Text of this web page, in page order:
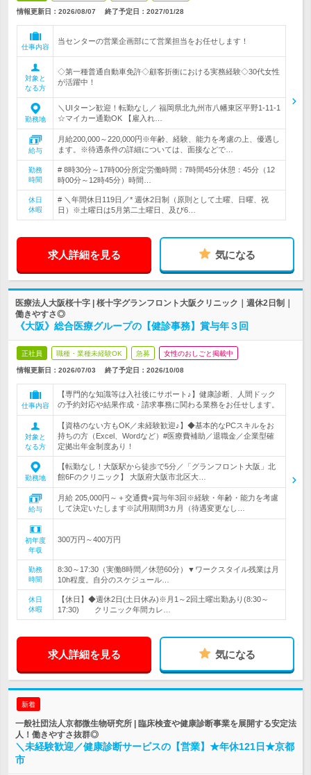
情報更新日：2026/08/07 終了予定日： 2027/01/28
仕事内容
当センターの営業企画部にて営業担当をお任せします！
対象と
なる方
◇第一種普通自動車免許◇顧客折衝における実務経験◇30代女性
が活躍中！
勤務地
＼UIターン歓迎！転勤なし／ 福岡県北九州市八幡東区平野1-11-1
☆マイカー通勤OK 【雇入れ…
給与
月給200,000～220,000円※年齢、経験、能力を考慮の上、優遇し
ます。※待遇条件の詳細については、面接などで…
勤務
時間
# 8時30分～17時00分所定労働時間：7時間45分休憩：45分（12
時00分～12時45分）時間…
休日
休暇
# ＼年間休日119日／* 週休2日制（原則として土曜、日曜、祝
日）※土曜日は5月第二土曜日、及び6…
求人詳細を見る 気になる
医療法人大阪桜十字 | 桜十字グランフロント大阪クリニック｜週休2日制｜
働きやすさ◎
《大阪》総合医療グループの【健診事務】賞与年３回
正社員 職種・業種未経験OK 急募 女性のおしごと掲載中
情報更新日：2026/07/03 終了予定日： 2026/10/08
仕事内容
【専門的な知識等は入社後にサポート♪】健康診断、人間ドック
の予約対応や結果作成・請求事務に関わる業務をお任せします。
対象と
なる方
【資格のない方もOK／未経験歓迎♪】◆基本的なPCスキルをお
持ちの方（Excel、Wordなど）#医療費補助／退職金／企業型確
定拠出年金制度あり！
勤務地
【転勤なし！大阪駅から徒歩で5分／「グランフロント大阪」北
館6Fのクリニック】 大阪府大阪市北区大…
給与
月給 205,000円～＋交通費+賞与年3回※経験・年齢・能力を考慮
して決定いたします※試用期間3カ月（待遇変更なし…
初年度
年収
300万円～400万円
勤務
時間
8:30～17:30（実働8時間／休憩60分）▼ワークスタイル残業は月
10h程度。自分のスケジュール…
休日
休暇
【休日】◆週休2日(土日休み)※月1～2回土曜出勤あり(8:30～
17:30) クリニック年間カレ…
求人詳細を見る 気になる
新着
一般社団法人京都微生物研究所 | 臨床検査や健康診断事業を展開する安定法
人！働きやすさ抜群◎
＼未経験歓迎／健康診断サービスの【営業】★年休121日★京都
市